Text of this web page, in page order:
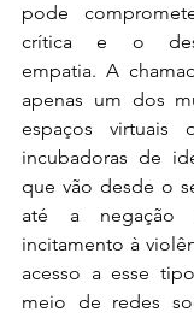
pode
crítica e o
empatia. A
apenas um dos
espaços virtuais
incubadoras de
que vão desde o
até a
incitamento à
acesso a esse
meio de redes